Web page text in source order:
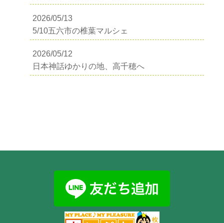
2026/05/13
5/10五六市の椎葉マルシェ
2026/05/12
日本神話ゆかりの地、高千穂へ